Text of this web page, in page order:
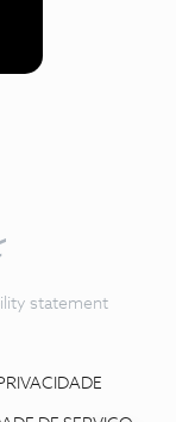
statement